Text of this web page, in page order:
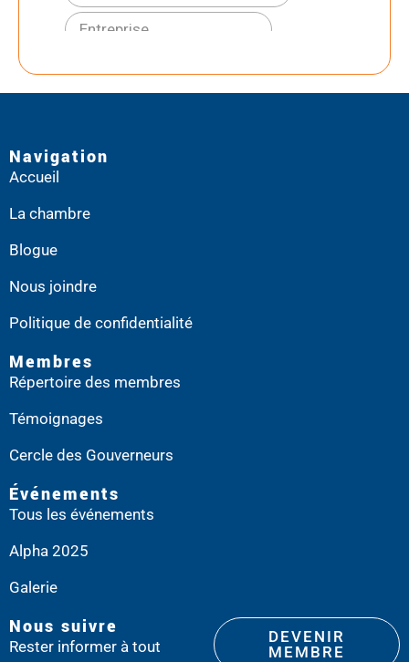
Navigation
Accueil
La chambre
Blogue
Nous joindre
Politique de confidentialité
Membres
Répertoire des membres
Témoignages
Cercle des Gouverneurs
Événements
Tous les événements
Alpha 2025
Galerie
Nous suivre
Rester informer à tout
DEVENIR
MEMBRE